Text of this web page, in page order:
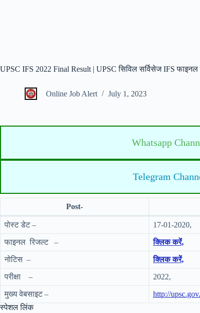
UPSC IFS 2022 Final Result | UPSC सिविल सर्विसेज IFS फाइनल
Online Job Alert July 1, 2023
Whatsapp
Telegram
Post-
पोस्ट डेट – 17-01-2020,
फाइनल रिजल्ट – क्लिक करें,
नोटिस – क्लिक करें,
परीक्षा – 2022,
मुख्य वेबसाइट –
http://
स्पेशल लिंक